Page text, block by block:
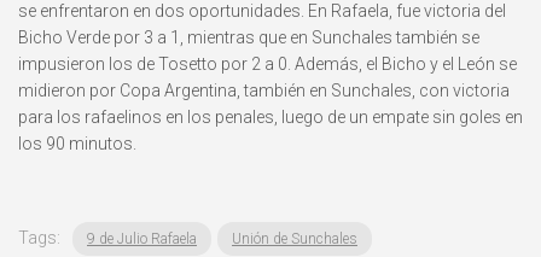
se enfrentaron en dos oportunidades. En Rafaela, fue victoria del
Bicho Verde por 3 a 1, mientras que en Sunchales también se
impusieron los de Tosetto por 2 a 0. Además, el Bicho y el León se
midieron por Copa Argentina, también en Sunchales, con victoria
para los rafaelinos en los penales, luego de un empate sin goles en
los 90 minutos.
Tags: 9 de Julio Rafaela Unión de Sunchales